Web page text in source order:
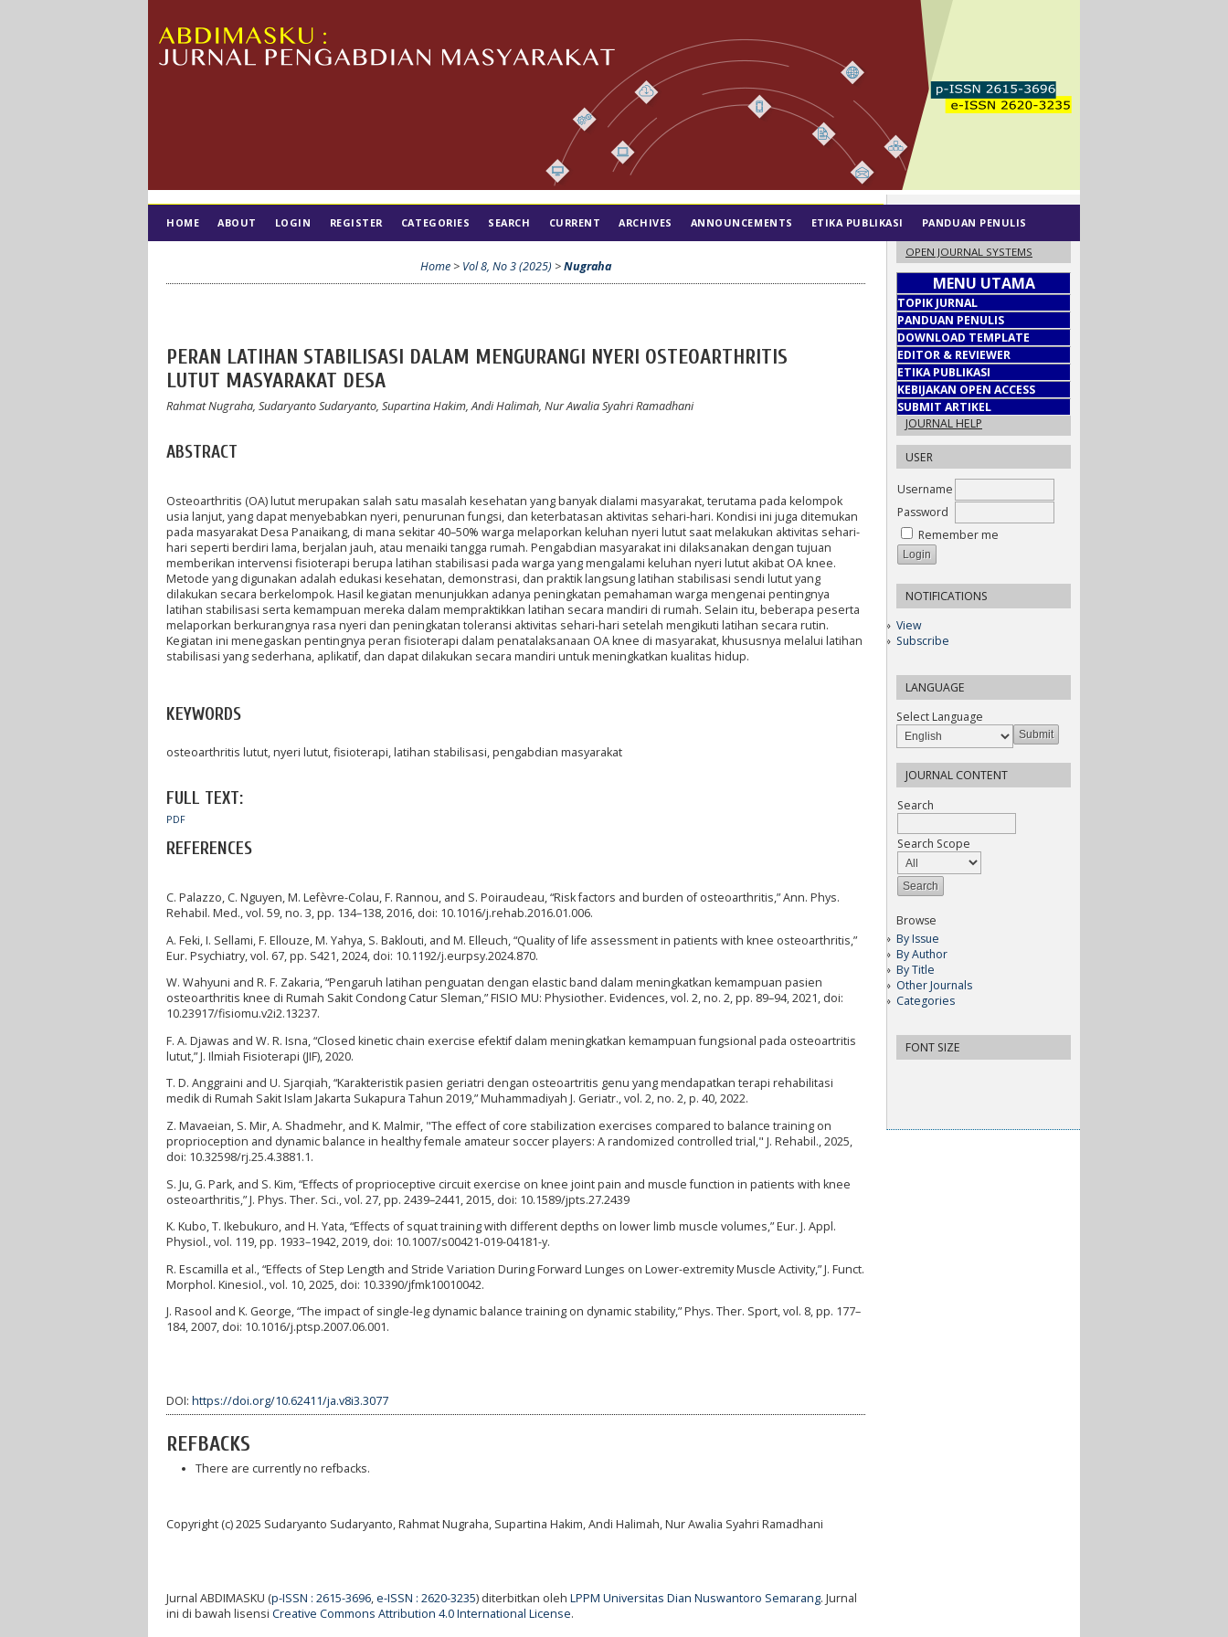
OPEN JOURNAL SYSTEMS
MENU UTAMA
TOPIK JURNAL
PANDUAN PENULIS
DOWNLOAD TEMPLATE
EDITOR & REVIEWER
ETIKA PUBLIKASI
KEBIJAKAN OPEN ACCESS
SUBMIT ARTIKEL
JOURNAL HELP
USER
Username
Password
Remember me
NOTIFICATIONS
View
Subscribe
LANGUAGE
Select Language
JOURNAL CONTENT
Search
Search Scope
Browse
By Issue
By Author
By Title
Other Journals
Categories
FONT SIZE
HOME ABOUT LOGIN REGISTER CATEGORIES SEARCH CURRENT ARCHIVES ANNOUNCEMENTS ETIKA PUBLIKASI PANDUAN PENULIS
Home > Vol 8, No 3 (2025) >Nugraha
PERAN LATIHAN STABILISASI DALAM MENGURANGI NYERI OSTEOARTHRITIS
LUTUT MASYARAKAT DESA
Rahmat Nugraha, Sudaryanto Sudaryanto, Supartina Hakim, Andi Halimah, Nur Awalia Syahri Ramadhani
ABSTRACT
Osteoarthritis (OA) lutut merupakan salah satu masalah kesehatan yang banyak dialami masyarakat, terutama pada kelompok
usia lanjut, yang dapat menyebabkan nyeri, penurunan fungsi, dan keterbatasan aktivitas sehari-hari. Kondisi ini juga ditemukan
pada masyarakat Desa Panaikang, di mana sekitar 40–50% warga melaporkan keluhan nyeri lutut saat melakukan aktivitas sehari-
hari seperti berdiri lama, berjalan jauh, atau menaiki tangga rumah. Pengabdian masyarakat ini dilaksanakan dengan tujuan
memberikan intervensi fisioterapi berupa latihan stabilisasi pada warga yang mengalami keluhan nyeri lutut akibat OA knee.
Metode yang digunakan adalah edukasi kesehatan, demonstrasi, dan praktik langsung latihan stabilisasi sendi lutut yang
dilakukan secara berkelompok. Hasil kegiatan menunjukkan adanya peningkatan pemahaman warga mengenai pentingnya
latihan stabilisasi serta kemampuan mereka dalam mempraktikkan latihan secara mandiri di rumah. Selain itu, beberapa peserta
melaporkan berkurangnya rasa nyeri dan peningkatan toleransi aktivitas sehari-hari setelah mengikuti latihan secara rutin.
Kegiatan ini menegaskan pentingnya peran fisioterapi dalam penatalaksanaan OA knee di masyarakat, khususnya melalui latihan
stabilisasi yang sederhana, aplikatif, dan dapat dilakukan secara mandiri untuk meningkatkan kualitas hidup.
KEYWORDS
osteoarthritis lutut, nyeri lutut, fisioterapi, latihan stabilisasi, pengabdian masyarakat
FULL TEXT:
PDF
REFERENCES
C. Palazzo, C. Nguyen, M. Lefèvre-Colau, F. Rannou, and S. Poiraudeau, “Risk factors and burden of osteoarthritis,” Ann. Phys.
Rehabil. Med., vol. 59, no. 3, pp. 134–138, 2016, doi: 10.1016/j.rehab.2016.01.006.
A. Feki, I. Sellami, F. Ellouze, M. Yahya, S. Baklouti, and M. Elleuch, “Quality of life assessment in patients with knee osteoarthritis,”
Eur. Psychiatry, vol. 67, pp. S421, 2024, doi: 10.1192/j.eurpsy.2024.870.
W. Wahyuni and R. F. Zakaria, “Pengaruh latihan penguatan dengan elastic band dalam meningkatkan kemampuan pasien
osteoarthritis knee di Rumah Sakit Condong Catur Sleman,” FISIO MU: Physiother. Evidences, vol. 2, no. 2, pp. 89–94, 2021, doi:
10.23917/fisiomu.v2i2.13237.
F. A. Djawas and W. R. Isna, “Closed kinetic chain exercise efektif dalam meningkatkan kemampuan fungsional pada osteoartritis
lutut,” J. Ilmiah Fisioterapi (JIF), 2020.
T. D. Anggraini and U. Sjarqiah, “Karakteristik pasien geriatri dengan osteoartritis genu yang mendapatkan terapi rehabilitasi
medik di Rumah Sakit Islam Jakarta Sukapura Tahun 2019,” Muhammadiyah J. Geriatr., vol. 2, no. 2, p. 40, 2022.
Z. Mavaeian, S. Mir, A. Shadmehr, and K. Malmir, "The effect of core stabilization exercises compared to balance training on
proprioception and dynamic balance in healthy female amateur soccer players: A randomized controlled trial," J. Rehabil., 2025,
doi: 10.32598/rj.25.4.3881.1.
S. Ju, G. Park, and S. Kim, “Effects of proprioceptive circuit exercise on knee joint pain and muscle function in patients with knee
osteoarthritis,” J. Phys. Ther. Sci., vol. 27, pp. 2439–2441, 2015, doi: 10.1589/jpts.27.2439
K. Kubo, T. Ikebukuro, and H. Yata, “Effects of squat training with different depths on lower limb muscle volumes,” Eur. J. Appl.
Physiol., vol. 119, pp. 1933–1942, 2019, doi: 10.1007/s00421-019-04181-y.
R. Escamilla et al., “Effects of Step Length and Stride Variation During Forward Lunges on Lower-extremity Muscle Activity,” J. Funct.
Morphol. Kinesiol., vol. 10, 2025, doi: 10.3390/jfmk10010042.
J. Rasool and K. George, “The impact of single-leg dynamic balance training on dynamic stability,” Phys. Ther. Sport, vol. 8, pp. 177–
184, 2007, doi: 10.1016/j.ptsp.2007.06.001.
DOI: https://doi.org/10.62411/ja.v8i3.3077
REFBACKS
There are currently no refbacks.
Copyright (c) 2025 Sudaryanto Sudaryanto, Rahmat Nugraha, Supartina Hakim, Andi Halimah, Nur Awalia Syahri Ramadhani
Jurnal ABDIMASKU (p-ISSN : 2615-3696,e-ISSN : 2620-3235) diterbitkan oleh LPPM Universitas Dian Nuswantoro Semarang. Jurnal
ini di bawah lisensi Creative Commons Attribution 4.0 International License.